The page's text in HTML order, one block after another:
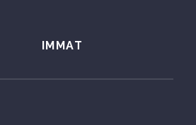
IMMAT